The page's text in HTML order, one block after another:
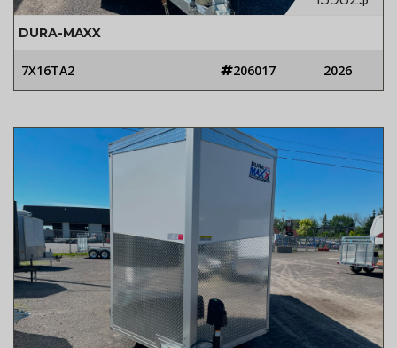
DURA-MAXX
7X16TA2 206017 2026